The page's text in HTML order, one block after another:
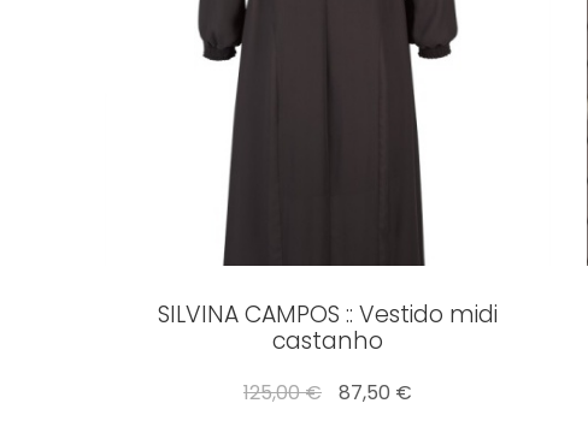
SILVINA CAMPOS :: Vestido midi
castanho
125,00 € 87,50 €